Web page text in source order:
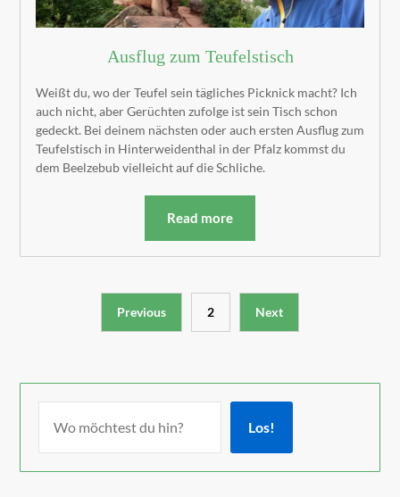
Ausflug zum Teufelstisch
Weißt du, wo der Teufel sein tägliches Picknick macht? Ich
auch nicht, aber Gerüchten zufolge ist sein Tisch schon
gedeckt. Bei deinem nächsten oder auch ersten Ausflug zum
Teufelstisch in Hinterweidenthal in der Pfalz kommst du
dem Beelzebub vielleicht auf die Schliche.
Read more
Previous 2 Next
Los!